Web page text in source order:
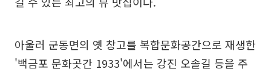
아울러 군동면의 옛 창고를 복합문화공간으로 재생한
'백금포 문화곳간 1933'에서는 강진 오솔길 등을 주